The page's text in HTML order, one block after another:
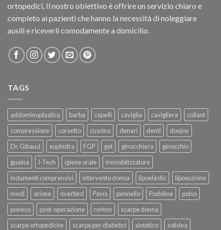
ortopedici, Il nostro obiettivo è offrire un servizio chiaro e
completo ai pazienti che hanno la necessità di noleggiare
ausili e riceverli comodamente a domicilio.
TAGS
addominoplastica barba capelli caviglia cavigliera
collant
compressione
corsetto cuscino denari denti
donjoy
Dr. Gibaud
euphidra FGP gel ginocchiera
ginocchio
guaina
I-Tech igiene orale
immobilizzatore
indumenti comprensivi
intervento donna lipoelastic
liposuzione
medi
orione overbed Pavis pennello Podoline
polso
poneco
post-operazione ro+ten
scarpe donna
scarpe ortopediche
scarpe per diabetici sintetico
solidea